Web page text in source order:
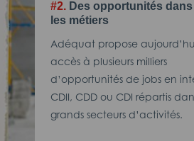
#2. Des opportunités
les métiers
Adéquat propose
accès à plusieurs milliers
d’opportunités de jobs en
CDII, CDD ou CDI répartis
grands secteurs d’activités.